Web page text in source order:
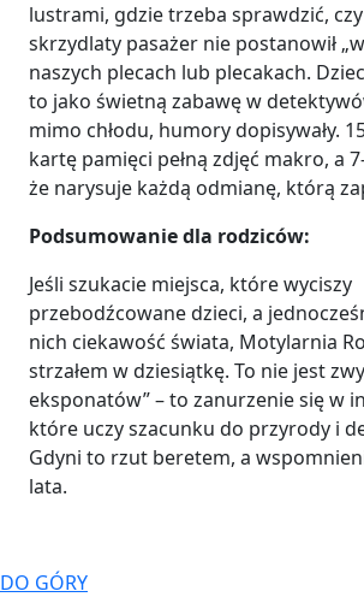
lustrami, gdzie trzeba sprawdzić,
skrzydlaty pasażer nie postanowił
naszych plecach lub plecakach.
to jako świetną zabawę w
mimo chłodu, humory dopisywały.
kartę pamięci pełną zdjęć makro, a
że narysuje każdą odmianę, którą
Podsumowanie dla rodziców:
Jeśli szukacie miejsca, które wyciszy
przebodźcowane dzieci, a
nich ciekawość świata, Motylarnia
strzałem w dziesiątkę. To nie jest
eksponatów” – to zanurzenie się w
które uczy szacunku do przyrody i
Gdyni to rzut beretem, a
lata.
DO GÓRY